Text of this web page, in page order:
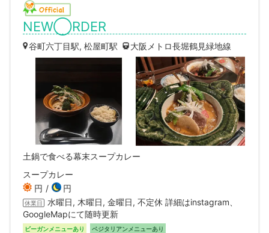
NEW◯RDER
谷町六丁目駅, 松屋町駅 大阪メトロ長堀鶴見緑地線
土鍋で食べる幕末スープカレー
スープカレー
円
円
休業日
水曜日, 木曜日, 金曜日, 不定休 詳細はinstagram、
GoogleMapにて随時更新
ビーガンメニューあり ベジタリアンメニューあり